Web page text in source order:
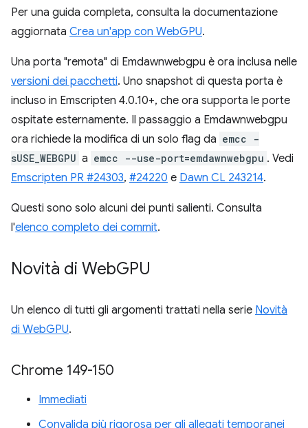
Per una guida completa, consulta la documentazione
aggiornata Crea un'app con WebGPU.
Una porta "remota" di Emdawnwebgpu è ora inclusa nelle
versioni dei pacchetti. Uno snapshot di questa porta è
incluso in Emscripten 4.0.10+, che ora supporta le porte
ospitate esternamente. Il passaggio a Emdawnwebgpu
ora richiede la modifica di un solo flag da emcc -
sUSE_WEBGPU a emcc --use-port=emdawnwebgpu . Vedi
Emscripten PR #24303, #24220 e Dawn CL 243214.
Questi sono solo alcuni dei punti salienti. Consulta
l'elenco completo dei commit.
Novità di WebGPU
Un elenco di tutti gli argomenti trattati nella serie Novità
di WebGPU.
Chrome 149-150
Immediati
Convalida più rigorosa per gli allegati temporanei